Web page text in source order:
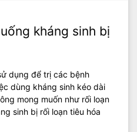
kháng sinh bị
dụng để trị các bệnh
dùng kháng sinh kéo dài
mong muốn như rối loạn
sinh bị rối loạn tiêu hóa